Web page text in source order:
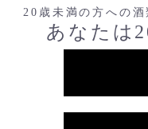
20歳未満の方への酒
あなたは